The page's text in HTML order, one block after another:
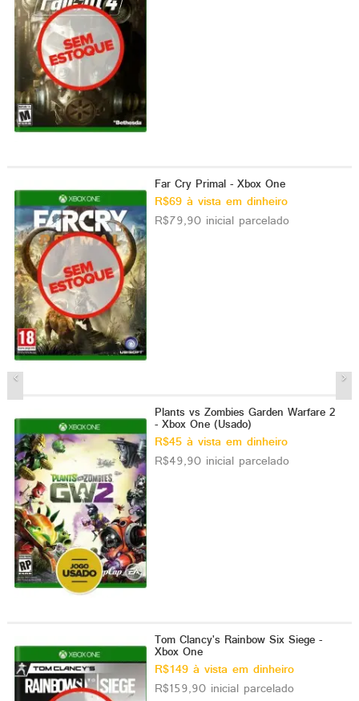
Far Cry Primal - Xbox One
R$69 à vista em dinheiro
R$79,90 inicial parcelado
Plants vs Zombies Garden Warfare 2
- Xbox One (Usado)
R$45 à vista em dinheiro
R$49,90 inicial parcelado
Tom Clancy's Rainbow Six Siege -
Xbox One
R$149 à vista em dinheiro
R$159,90 inicial parcelado